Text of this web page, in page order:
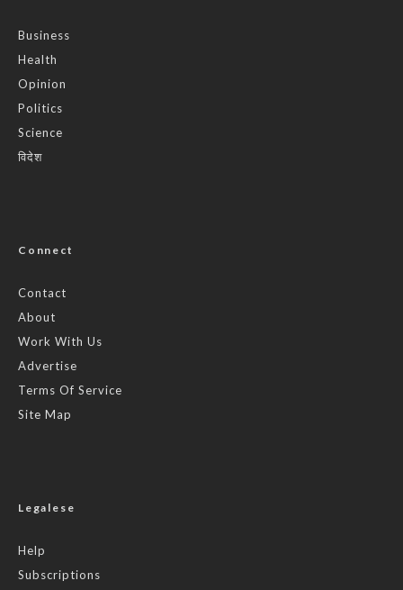
Business
Health
Opinion
Politics
Science
विदेश
Connect
Contact
About
Work With Us
Advertise
Terms Of Service
Site Map
Legalese
Help
Subscriptions